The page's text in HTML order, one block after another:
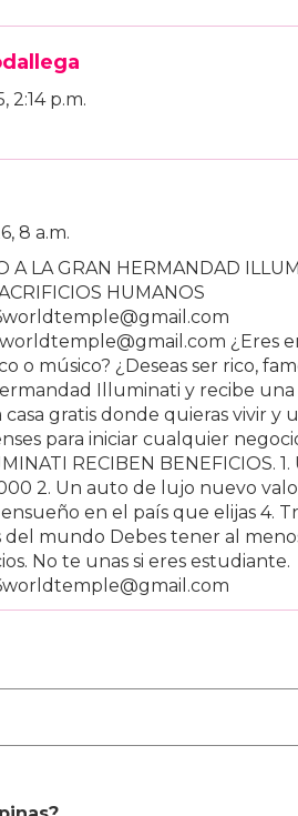
2:14 p.m.
8 a.m.
A LA GRAN HERMANDAD
HUMANOS
¿Eres
o músico? ¿Deseas ser rico,
Illuminati y recibe
casa gratis donde quieras vivir y
para iniciar cualquier
RECIBEN BENEFICIOS.
2. Un auto de lujo nuevo
en el país que elijas 4.
mundo Debes tener al
No te unas si eres estudiante.